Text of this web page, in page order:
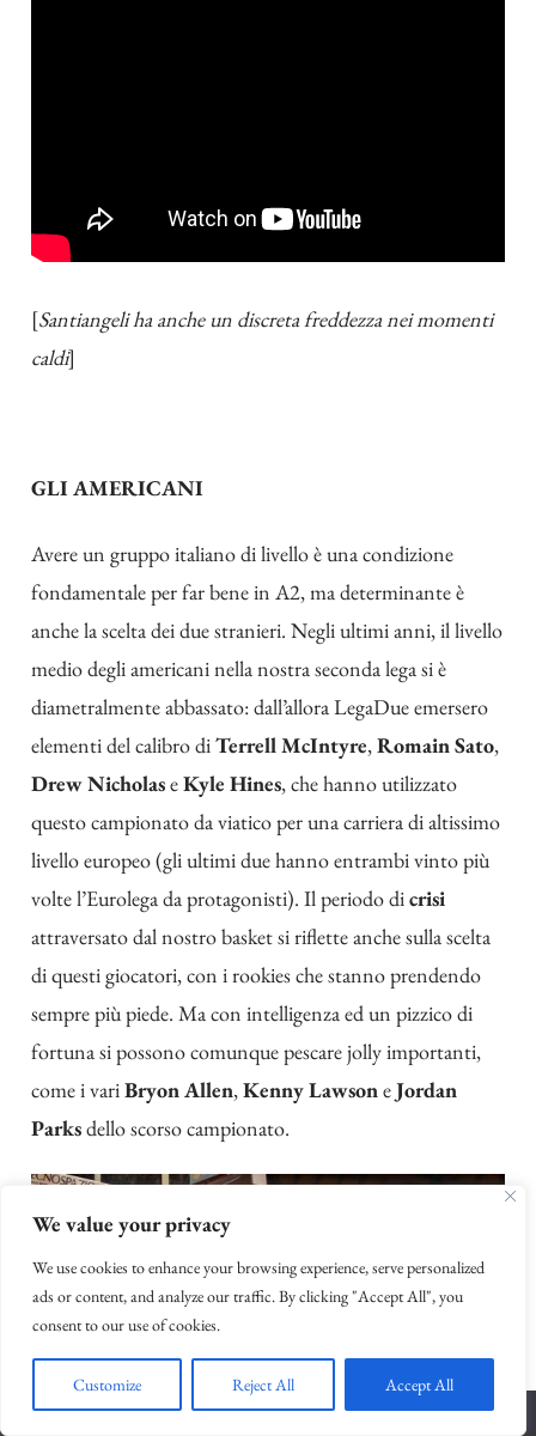
We value your privacy
We use cookies to enhance your browsing experience, serve personalized
ads or content, and analyze our traffic. By clicking "Accept All", you
consent to our use of cookies.
Customize Reject All Accept All
[Santiangeli ha anche un discreta freddezza nei momenti
caldi]
GLI AMERICANI
Avere un gruppo italiano di livello è una condizione
fondamentale per far bene in A2, ma determinante è
anche la scelta dei due stranieri. Negli ultimi anni, il livello
medio degli americani nella nostra seconda lega si è
diametralmente abbassato: dall’allora LegaDue emersero
elementi del calibro diTerrell McIntyre,Romain Sato,
Drew NicholaseKyle Hines, che hanno utilizzato
questo campionato da viatico per una carriera di altissimo
livello europeo (gli ultimi due hanno entrambi vinto più
volte l’Eurolega da protagonisti). Il periodo dicrisi
attraversato dal nostro basket si riflette anche sulla scelta
di questi giocatori, con i rookies che stanno prendendo
sempre più piede. Ma con intelligenza ed un pizzico di
fortuna si possono comunque pescare jolly importanti,
come i variBryonAllen,KennyLawsoneJordan
Parksdello scorso campionato.